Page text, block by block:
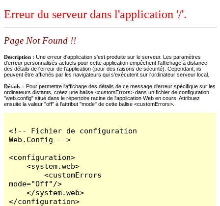
Erreur du serveur dans l'application '/'.
Page Not Found !!
Description : Une erreur d'application s'est produite sur le serveur. Les paramètres
d'erreur personnalisés actuels pour cette application empêchent l'affichage à distance
des détails de l'erreur de l'application (pour des raisons de sécurité). Cependant, ils
peuvent être affichés par les navigateurs qui s'exécutent sur l'ordinateur serveur local.
Détails = Pour permettre l'affichage des détails de ce message d'erreur spécifique sur les
ordinateurs distants, créez une balise <customErrors> dans un fichier de configuration
"web.config" situé dans le répertoire racine de l'application Web en cours. Attribuez
ensuite la valeur "off" à l'attribut "mode" de cette balise <customErrors>.
<!-- Fichier de configuration
Web.Config -->
<configuration>
    <system.web>
        <customErrors
mode="Off"/>
    </system.web>
</configuration>